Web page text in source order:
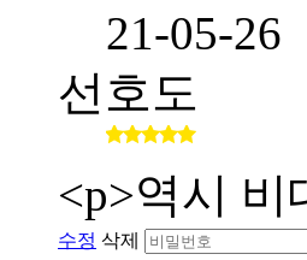
21-05-26
선호도
<p>역시 비
수정 삭제